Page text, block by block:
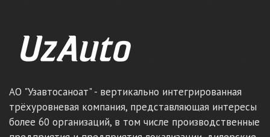
АО "Узавтосаноат" - вертикально интегрированная
трёхуровневая компания, представляющая интересы
более 60 организаций, в том числе производственные